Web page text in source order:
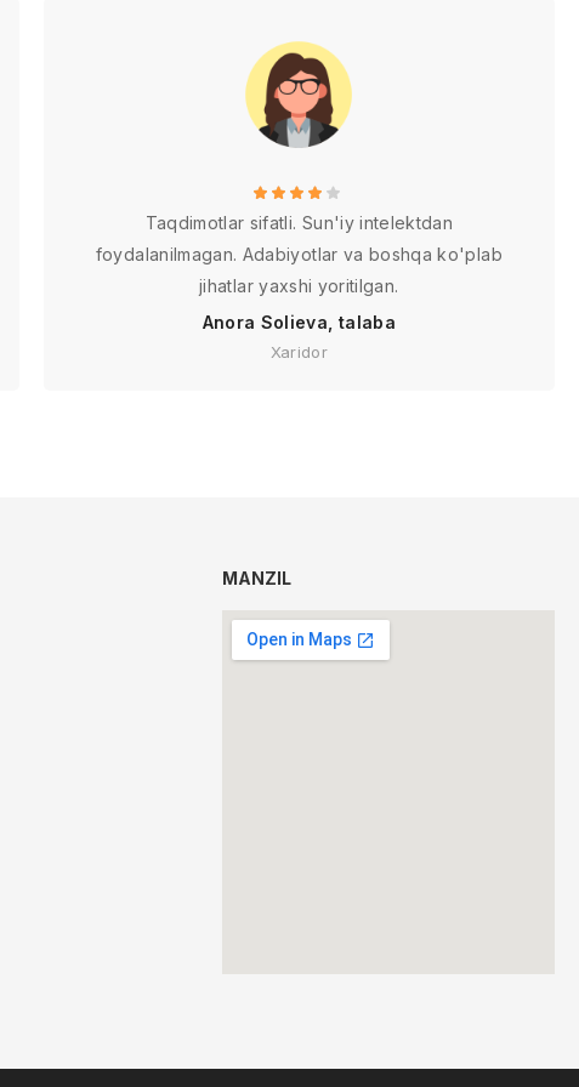
Taqdimotlar sifatli. Sun'iy intelektdan
foydalanilmagan. Adabiyotlar va boshqa ko'plab
jihatlar yaxshi yoritilgan.
Anora Solieva, talaba
Xaridor
MANZIL